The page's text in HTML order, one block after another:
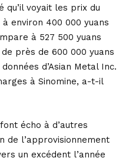
qu’il voyait les prix du
environ 400 000 yuans
à 527 500 yuans
près de 600 000 yuans
d’Asian Metal Inc.
à Sinomine, a-t-il
écho à d’autres
de l’approvisionnement
un excédent l’année